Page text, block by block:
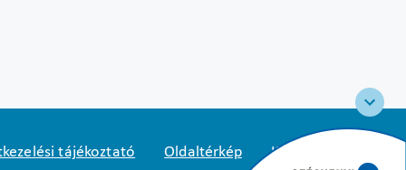
tájékoztató Oldaltérkép Közadatkereső